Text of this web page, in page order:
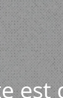
est